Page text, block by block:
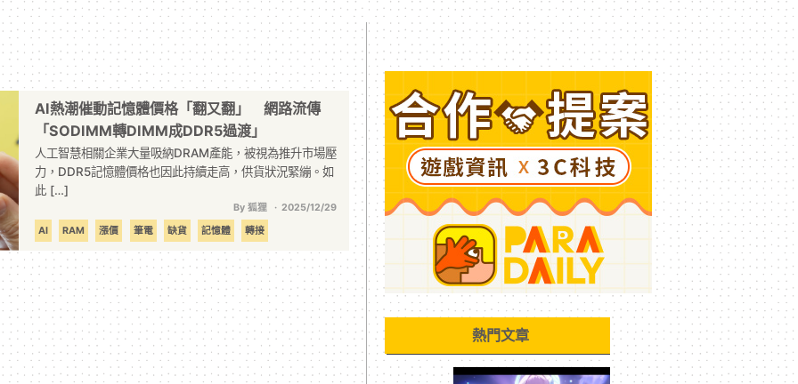
AI熱潮催動記憶體價格「翻又翻」 網路流傳
「SODIMM轉DIMM成DDR5過渡」
人工智慧相關企業大量吸納DRAM產能，被視為推升市場壓
力，DDR5記憶體價格也因此持續走高，供貨狀況緊繃。如
此 […]
By 狐狸
2025/12/29
AI
RAM 漲價 筆電 缺貨 記憶體 轉接
熱門文章